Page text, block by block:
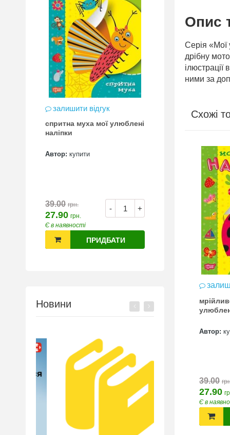
залишити відгук
спритна муха мої улюблені
наліпки
Автор: купити
- +
39.00 грн.
27.90 грн.
Є в наявності
ПРИДБАТИ
Новини
Опис
Серія «Мої
дрібну
ними за
Схожі
Автор:
39.00
27.90
Є в